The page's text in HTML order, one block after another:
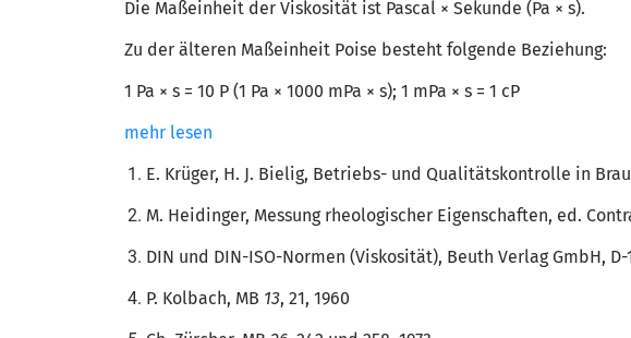
Die Maßeinheit der Viskosität ist Pascal × Sekunde (Pa × s).
Zu der älteren Maßeinheit Poise besteht folgende Beziehung:
1 Pa × s = 10 P (1 Pa × 1000 mPa × s); 1 mPa × s = 1 cP
mehr lesen
E. Krüger, H. J. Bielig, Betriebs- und Qualitätskontrolle in
M. Heidinger, Messung rheologischer Eigenschaften, ed.
DIN und DIN-ISO-Normen (Viskosität), Beuth Verlag GmbH, D-
P. Kolbach, MB 13, 21, 1960